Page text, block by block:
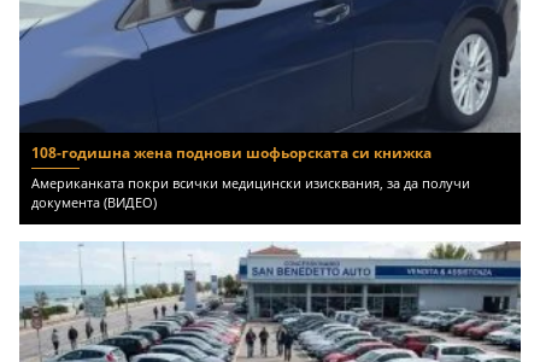
108-годишна жена поднови шофьорската си книжка
Американката покри всички медицински изисквания, за да получи
документа (ВИДЕО)